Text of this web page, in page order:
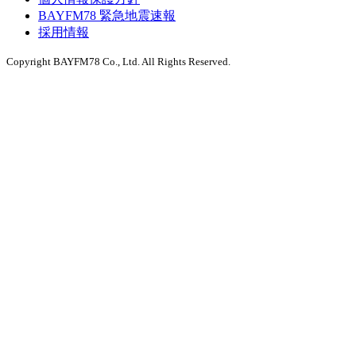
BAYFM78 緊急地震速報
採用情報
Copyright BAYFM78 Co., Ltd. All Rights Reserved.